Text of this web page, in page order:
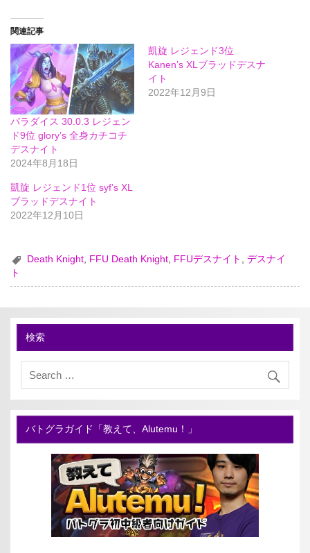
関連記事
パラダイス 30.0.3 レジェン
ド9位 glory’s 全身カチコチ
デスナイト
2024年8月18日
凱旋 レジェンド3位
Kanen’s XLブラッドデスナ
イト
2022年12月9日
凱旋 レジェンド1位 syf’s XL
ブラッドデスナイト
2022年12月10日
Death Knight FFU Death Knight FFUデスナイト ,デスナイ
ト
検索
バトグラガイド「教えて、Alutemu！」